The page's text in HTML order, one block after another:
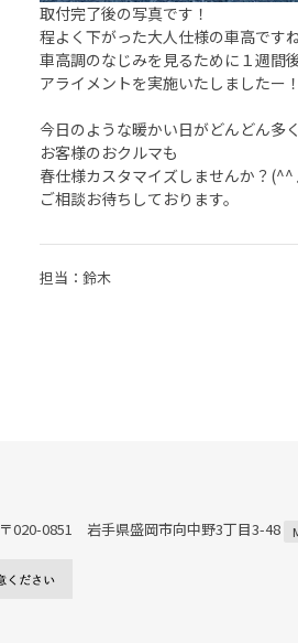
取付完了後の写真です！
程よく下がった大人仕様の車高ですね
車高調のなじみを見るために１週間
アライメントを実施いたしましたー！
今日のような暖かい日がどんどん多
お客様のおクルマも
春仕様カスタマイズしませんか？
ご相談お待ちしております。
担当：鈴木
〒020-0851 岩手県盛岡市向中野3丁目3-48